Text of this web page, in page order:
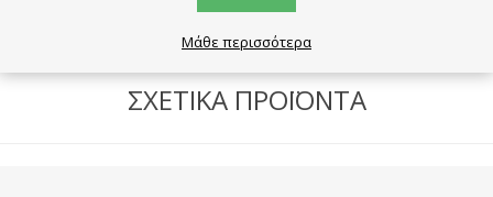
ΣΧΕΤΙΚΆ ΠΡΟΪΌΝΤΑ
Μάθε περισσότερα